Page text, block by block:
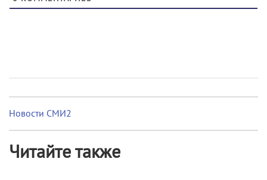
Новости СМИ2
Читайте также